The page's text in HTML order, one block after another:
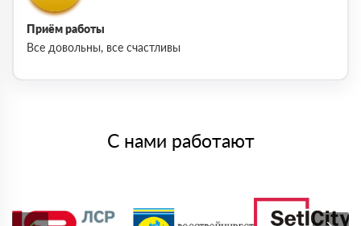
Приём работы
Все довольны, все счастливы
С нами работают